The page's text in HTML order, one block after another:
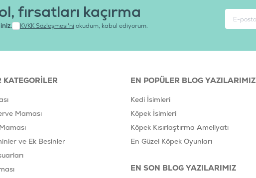
fırsatları kaçırma
KVKK Sözleşmesi'ni okudum, kabul ediyorum.
KATEGORILER
Maması
ve Ek Besinler
EN POPÜLER BLOG YAZILARIMIZ
Kedi İsimleri
Köpek İsimleri
Köpek Kısırlaştırma Ameliyatı
En Güzel Köpek Oyunları
EN SON BLOG YAZILARIMIZ